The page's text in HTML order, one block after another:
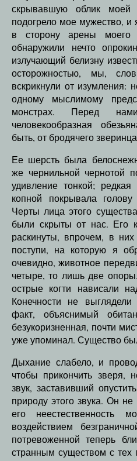
скрывавшую облик моей
подогрело мое мужество, и
в сторону арены моего
обнаружили нечто
излучающий белизну
осторожностью, мы,
вскрикнули от изумления:
одному мыслимому
монстрах. Перед
человекообразная
быть, от бродячего
Ее шерсть была
же чернильной чернотой
удивление тонкой;
копной покрывала
Черты лица этого
были скрыты от нас. Его
раскинуты, впрочем, в
поступи, на которую я
очевидно, животное
четыре, то лишь две
острые когти нависали
Конечности не выглядели
факт, объяснимый
безукоризненная, почти
уже упоминал. Существо
Дыхание слабело, и
чтобы прикончить зверя,
звук, заставивший
природу этого звука. Он
его неестественность
воздействием
потревоженной теперь
странным существом с тех